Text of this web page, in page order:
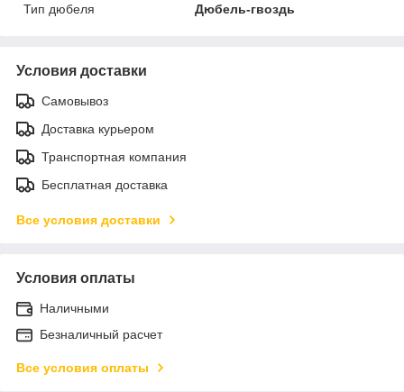
Тип дюбеля
Дюбель-гвоздь
Условия доставки
Самовывоз
Доставка курьером
Транспортная компания
Бесплатная доставка
Все условия доставки
Условия оплаты
Наличными
Безналичный расчет
Все условия оплаты